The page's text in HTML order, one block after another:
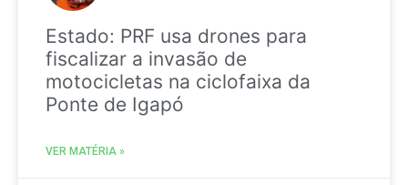
Estado: PRF usa drones para
fiscalizar a invasão de
motocicletas na ciclofaixa da
Ponte de Igapó
VER MATÉRIA »